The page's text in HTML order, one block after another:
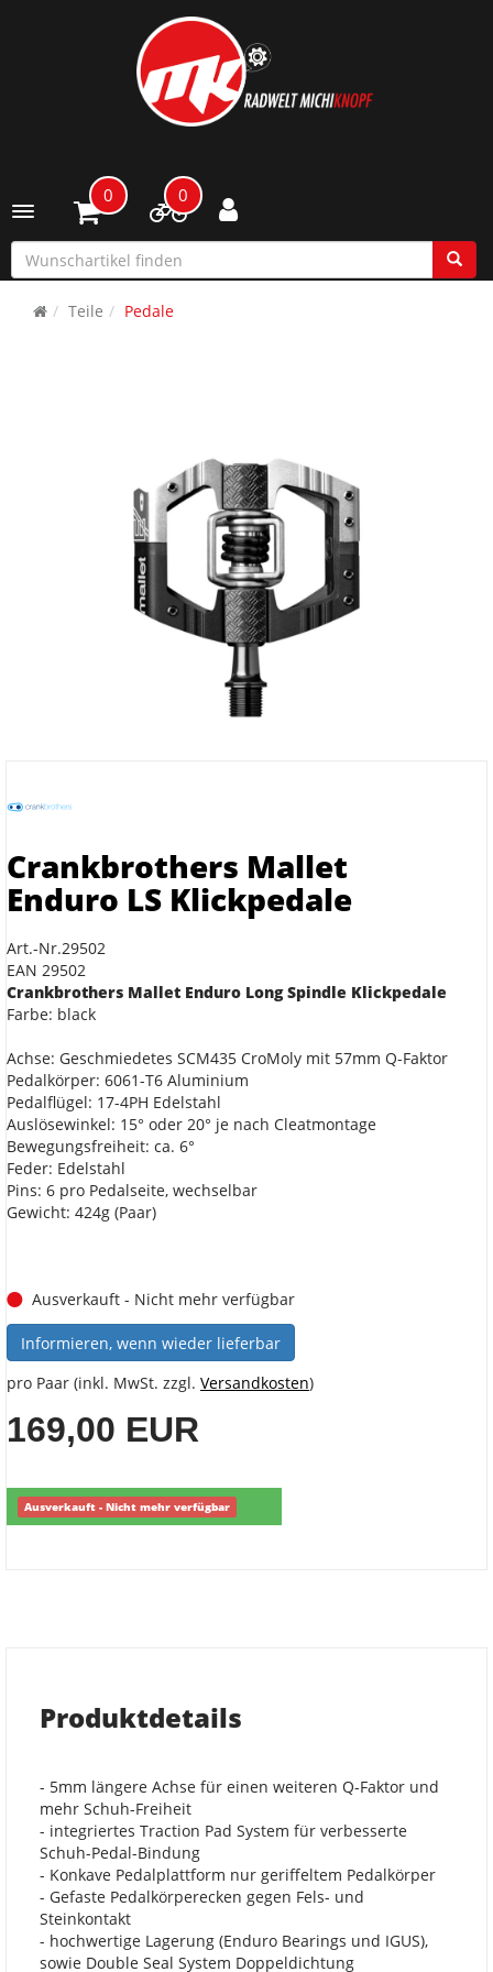
Toggle navigation
0 0
Teile Pedale
Crankbrothers Mallet
Enduro LS Klickpedale
Art.-Nr.29502
EAN 29502
Crankbrothers Mallet Enduro Long Spindle Klickpedale
Farbe: black
Achse: Geschmiedetes SCM435 CroMoly mit 57mm Q-Faktor
Pedalkörper: 6061-T6 Aluminium
Pedalflügel: 17-4PH Edelstahl
Auslösewinkel: 15° oder 20° je nach Cleatmontage
Bewegungsfreiheit: ca. 6°
Feder: Edelstahl
Pins: 6 pro Pedalseite, wechselbar
Gewicht: 424g (Paar)
Ausverkauft - Nicht mehr verfügbar
Informieren, wenn wieder lieferbar
pro Paar (inkl. MwSt. zzgl. Versandkosten)
169,00 EUR
Ausverkauft - Nicht mehr verfügbar
Produktdetails
- 5mm längere Achse für einen weiteren Q-Faktor und
mehr Schuh-Freiheit
- integriertes Traction Pad System für verbesserte
Schuh-Pedal-Bindung
- Konkave Pedalplattform nur geriffeltem Pedalkörper
- Gefaste Pedalkörperecken gegen Fels- und
Steinkontakt
- hochwertige Lagerung (Enduro Bearings und IGUS),
sowie Double Seal System Doppeldichtung